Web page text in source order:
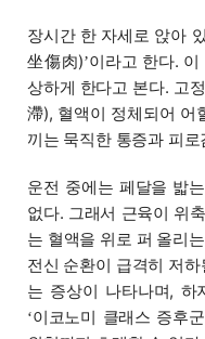
장시간 한 자세로 앉아
坐傷肉)’이라고 한다.
상하게 한다고 본다. 고
滯), 혈액이 정체되어 어
끼는 묵직한 통증과 피
운전 중에는 페달을 밟
없다. 그래서 근육이 위
는 혈액을 위로 퍼 올리
전신 순환이 급격히 저
는 증상이 나타나며, 하
‘이코노미 클래스 증후군